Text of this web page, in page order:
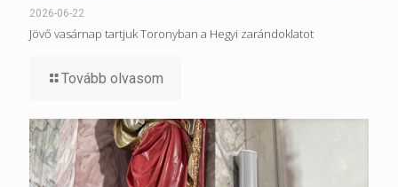
2026-06-22
Jövő vasárnap tartjuk Toronyban a Hegyi zarándoklatot
Tovább olvasom